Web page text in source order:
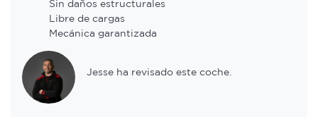
Sin daños estructurales
Libre de cargas
Mecánica garantizada
Jesse ha revisado este coche.